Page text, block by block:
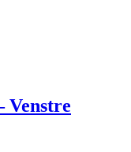
Venstre